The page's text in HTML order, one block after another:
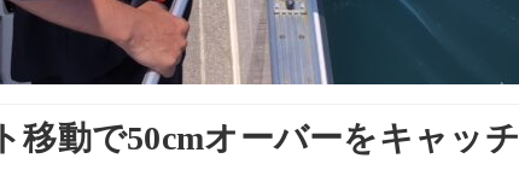
移動で50cmオーバーをキャッチ